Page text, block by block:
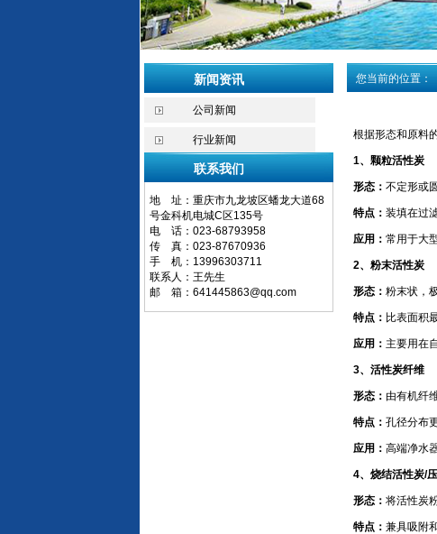
新闻资讯
公司新闻
行业新闻
联系我们
地 址：重庆市九龙坡区蟠龙大道68
号金科机电城C区135号
电 话：023-68793958
传 真：023-87670936
手 机：13996303711
联系人：王先生
邮 箱： 641445863@qq.com
您当前的位置：
根据形态和原料
1、颗粒活性炭
形态： 不定形或
特点： 装填在过
应用： 常用于大
2、粉末活性炭
形态： 粉末状，
特点： 比表面积
应用： 主要用在
3、活性炭纤维
形态： 由有机纤
特点： 孔径分布
应用： 高端净水
4、烧结活性炭/
形态： 将活性炭
特点： 兼具吸附